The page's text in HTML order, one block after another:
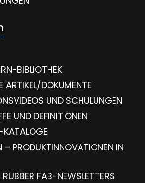
BIBLIOTHEK
ARTIKEL/DOKUMENTE
UND SCHULUNGEN
UND DEFINITIONEN
– PRODUKTINNOVATIONEN IN
FAB-NEWSLETTERS